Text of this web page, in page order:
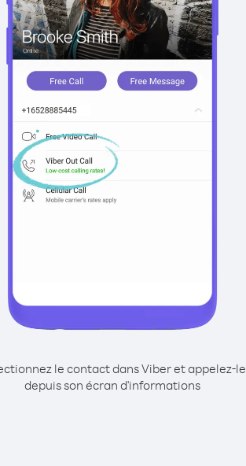
le contact dans Viber et appelez-le
depuis son écran d'informations